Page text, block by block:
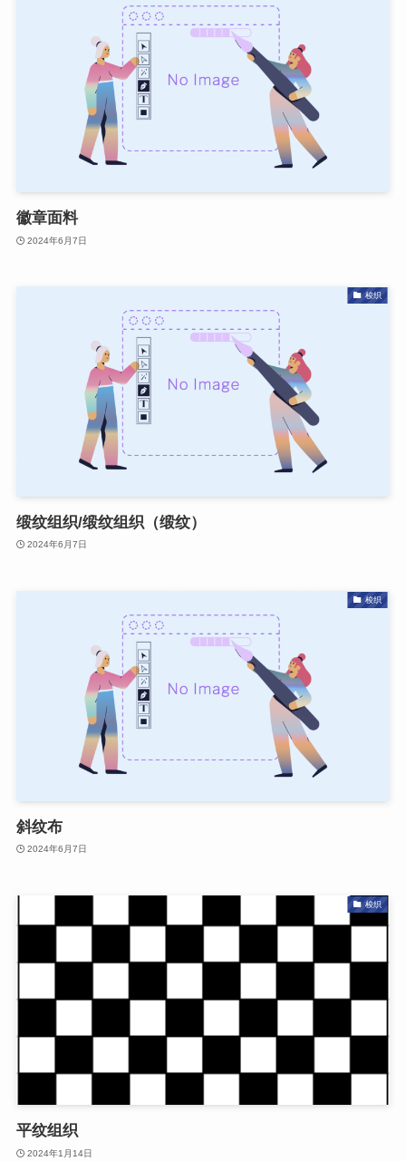
徽章面料
2024年6月7日
梭织
缎纹组织/缎纹组织（缎纹）
2024年6月7日
梭织
斜纹布
2024年6月7日
梭织
平纹组织
2024年1月14日